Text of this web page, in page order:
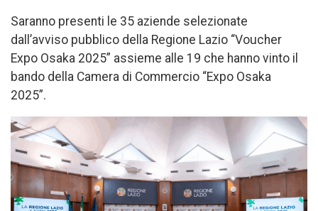
Saranno presenti le 35 aziende selezionate
dall’avviso pubblico della Regione Lazio “Voucher
Expo Osaka 2025” assieme alle 19 che hanno vinto il
bando della Camera di Commercio “Expo Osaka
2025”.